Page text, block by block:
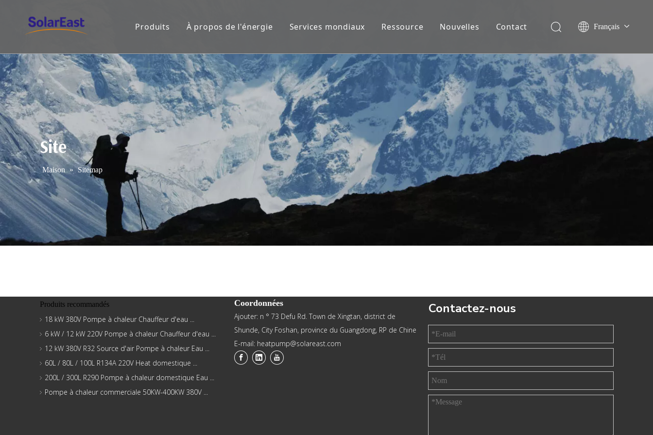
Produits À propos de l'énergie Services mondiaux Ressource Nouvelles Contact Français
Español
Deutsch
Italiano
Nederlands
Site
Maison » Sitemap
Produits recommandés
18 kW 380V Pompe à chaleur Chauffeur d'eau ...
6 kW / 12 kW 220V Pompe à chaleur Chauffeur d'eau ...
12 kW 380V R32 Source d'air Pompe à chaleur Eau ...
60L / 80L / 100L R134A 220V Heat domestique ...
200L / 300L R290 Pompe à chaleur domestique Eau ...
Pompe à chaleur commerciale 50KW-400KW 380V ...
Coordonnées
Ajouter: n ° 73 Defu Rd. Town de Xingtan, district de
Shunde, City Foshan, province du Guangdong, RP de Chine
E-mail: heatpump@solareast.com
Contactez-nous